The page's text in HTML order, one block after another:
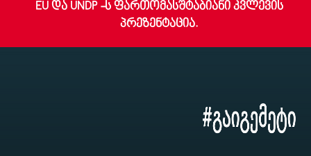
EU ᲓᲐ UNDP -Ს ᲤᲐᲠᲗᲝᲛᲐᲡᲨᲢᲐᲑᲘᲐᲜᲘ ᲙᲕᲚᲔᲕᲘᲡ
ᲞᲠᲔᲖᲔᲜᲢᲐᲪᲘᲐ.